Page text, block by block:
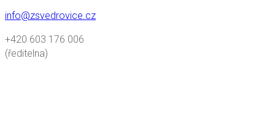
info@zsvedrovice.cz
+420 603 176 006
(ředitelna)